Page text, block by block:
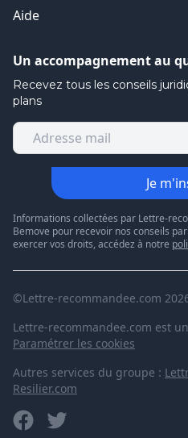
Aide
Un accompagnement au
Recevez tous les conseils
plans
Je
Informations collectées par Lettre-
Bemove pour recevoir nos conseils
exercer vos droits, accédez à notre
©Lettre-recommandee.com
Lettre-recommandee.com est
Paramétrer les cookies
Autres services du groupe :
Resilier.com